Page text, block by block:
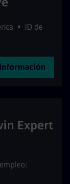
• ID de
Expert